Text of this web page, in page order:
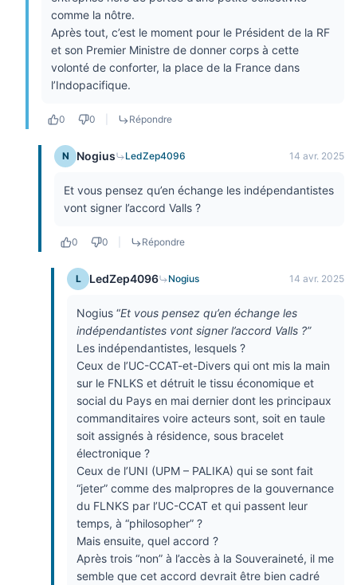
comme la nôtre.
Après tout, c’est le moment pour le Président de la RF
et son Premier Ministre de donner corps à cette
volonté de conforter, la place de la France dans
l’Indopacifique.
0 0 Répondre
N Nogius LedZep4096 14 avr. 2025
Et vous pensez qu’en échange les indépendantistes
vont signer l’accord Valls ?
0 0 Répondre
L LedZep4096 Nogius 14 avr. 2025
Nogius “Et vous pensez qu’en échange les
indépendantistes vont signer l’accord Valls ?”
Les indépendantistes, lesquels ?
Ceux de l’UC-CCAT-et-Divers qui ont mis la main
sur le FNLKS et détruit le tissu économique et
social du Pays en mai dernier dont les principaux
commanditaires voire acteurs sont, soit en taule
soit assignés à résidence, sous bracelet
électronique ?
Ceux de l’UNI (UPM – PALIKA) qui se sont fait
“jeter” comme des malpropres de la gouvernance
du FLNKS par l’UC-CCAT et qui passent leur
temps, à “philosopher” ?
Mais ensuite, quel accord ?
Après trois “non” à l’accès à la Souveraineté, il me
semble que cet accord devrait être bien cadré